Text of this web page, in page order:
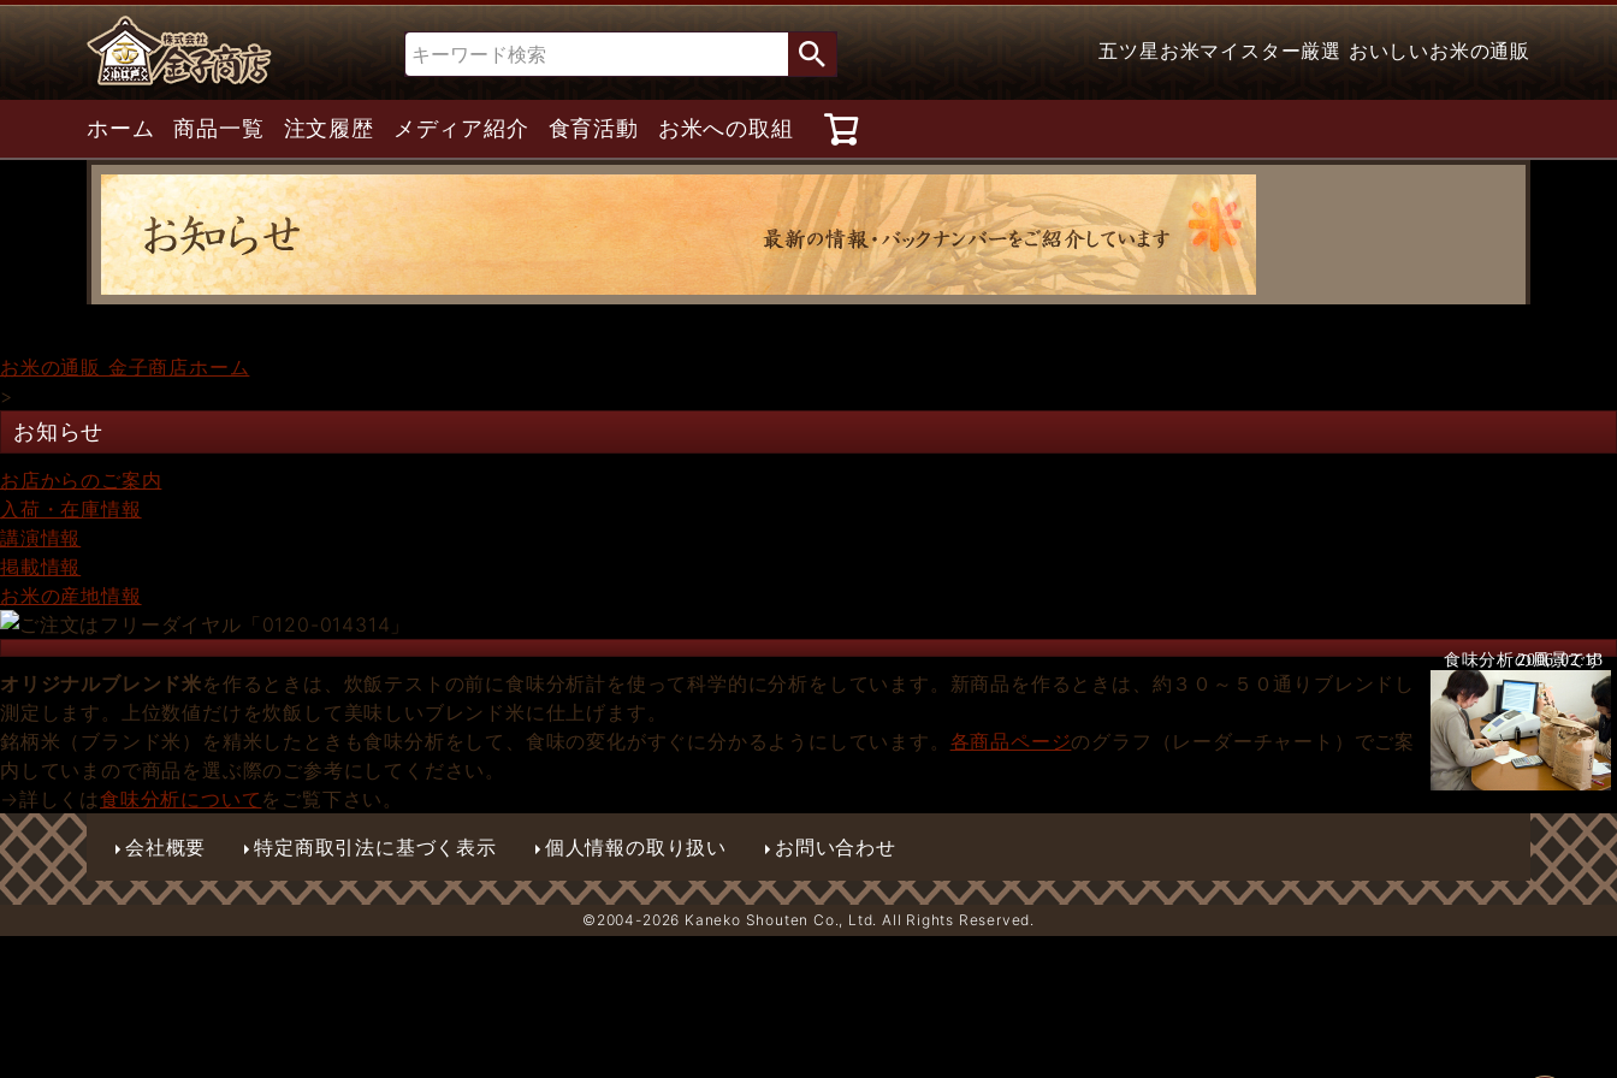
検索 五ツ星お米マイスター厳選 おいしいお米の通販
ホーム 商品一覧 注文履歴 メディア紹介 食育活動 お米への取組
お米の通販 金子商店ホーム
>
お知らせ
お店からのご案内
入荷・在庫情報
講演情報
掲載情報
お米の産地情報
食味分析の風景です
2006.02.13
オリジナルブレンド米を作るときは、炊飯テストの前に食味分析計を使って科学的に分析をしています。新商品を作るときは、約３０～５０通りブレンドし
測定します。上位数値だけを炊飯して美味しいブレンド米に仕上げます。
銘柄米（ブランド米）を精米したときも食味分析をして、食味の変化がすぐに分かるようにしています。 各商品ページのグラフ（レーダーチャート）でご案
内していまので商品を選ぶ際のご参考にしてください。
→詳しくは食味分析について をご覧下さい。
会社概要
特定商取引法に基づく表示 個人情報の取り扱い お問い合わせ
©2004-2026 Kaneko Shouten Co., Ltd. All Rights Reserved.